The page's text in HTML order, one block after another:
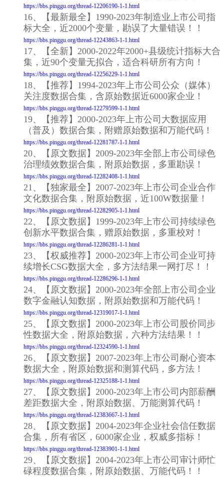
https://bbs.pinggu.org/thread-12206190-1-1.html
16、【最新最全】1990-2023年制造业上市公司指
标大全，近2000个变量，勘误了大量错误！！
https://bbs.pinggu.org/thread-12243863-1-1.html
17、【全新】2000-2022年2000+县级统计指标大合
集，近90个变量无拟合，适合科研所有方向！
https://bbs.pinggu.org/thread-12256229-1-1.html
18、【推荐】1994-2023年上市公司公众（媒体）
关注度数据合集，含原始数据近6000家企业！
https://bbs.pinggu.org/thread-12279599-1-1.html
19、【推荐】2000-2023年上市公司大数据应用
（普及）数据合集，附赠原始数据和万能代码！
https://bbs.pinggu.org/thread-12281787-1-1.html
20、【原文数据】2009-2023年全部上市公司绿色
治理绩效数据合集，附原始数据，多重勘误！
https://bbs.pinggu.org/thread-12282408-1-1.html
21、【独家最全】2007-2023年上市公司企业合作
文化数据合集，附原始数据，近100W数据量！
https://bbs.pinggu.org/thread-12282905-1-1.html
22、【原文数据】1999-2023年上市公司持续绿色
创新水平数据合集，赠原始数据，多重校对！
https://bbs.pinggu.org/thread-12286281-1-1.html
23、【权威推荐】2000-2023年上市公司企业可持
续增长CSG数据大全，多方法结果一网打尽！！
https://bbs.pinggu.org/thread-12286296-1-1.html
24、【原文数据】2000-2023年全部上市公司企业
数字金融认知数据，附原始数据和万能代码！
https://bbs.pinggu.org/thread-12319017-1-1.html
25、【原文数据】2000-2023年上市公司股价同步
性数据大全，附原始数据，六种方法结果！！
https://bbs.pinggu.org/thread-12324590-1-1.html
26、【原文数据】2007-2023年上市公司耐心资本
数据大全，附原始数据和测算代码，多方法！
https://bbs.pinggu.org/thread-12325188-1-1.html
27、【原文数据】2000-2023年上市公司内部薪酬
差距数据大全，附原始数据、万能测算代码！
https://bbs.pinggu.org/thread-12383667-1-1.html
28、【原文数据】2004-2023年企业社会信任数据
合集，所有省区，6000家企业，权威多指标！
https://bbs.pinggu.org/thread-12383901-1-1.html
29、【原文数据】2004-2023年上市公司审计师忙
碌程度数据合集，附原始数据、万能代码！！